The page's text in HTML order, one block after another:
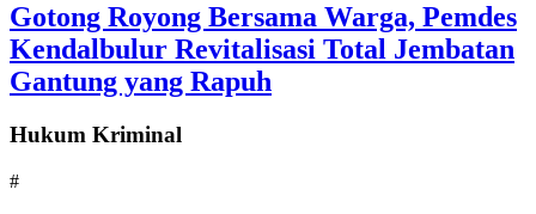
Gotong Royong Bersama Warga, Pemdes
Kendalbulur Revitalisasi Total Jembatan
Gantung yang Rapuh
Hukum Kriminal
#